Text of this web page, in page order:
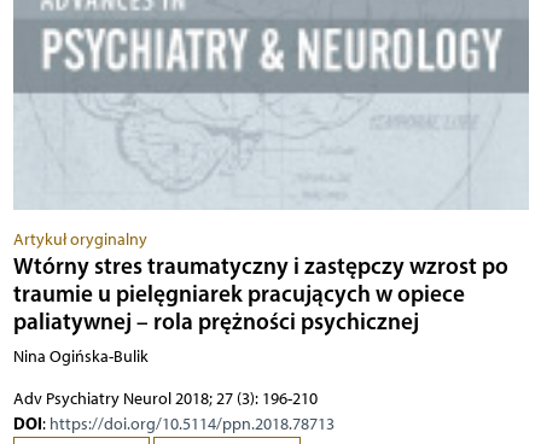
Artykuł oryginalny
Wtórny stres traumatyczny i zastępczy wzrost po
traumie u pielęgniarek pracujących w opiece
paliatywnej – rola prężności psychicznej
Nina Ogińska-Bulik
Adv Psychiatry Neurol 2018; 27 (3): 196-210
DOI: https://doi.org/10.5114/ppn.2018.78713